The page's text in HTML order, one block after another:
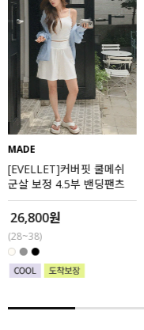
CATEGORY
도착보장⚡
인플루언서 pick!
신상 5%
베스트
MADE
세트할인 ~30%
하객룩
MADE
[EVELLET]커버핏 쿨메쉬
군살 보정 4.5부 밴딩팬츠
26,800원
(28~38)